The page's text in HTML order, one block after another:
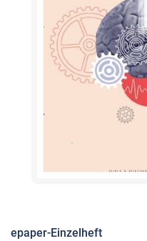
epaper-Einzelheft